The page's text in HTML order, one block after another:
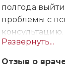
полгода
проблемы с
ваш
врач, чья
Развернуть...
Отзыв о